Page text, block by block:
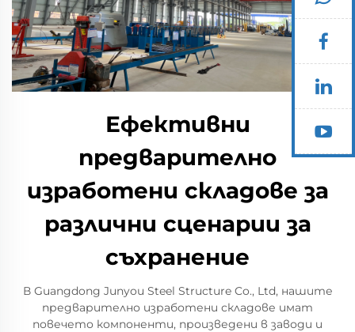
Ефективни
предварително
изработени складове за
различни сценарии за
съхранение
В Guangdong Junyou Steel Structure Co., Ltd, нашите
предварително изработени складове имат
повечето компоненти, произведени в заводи и